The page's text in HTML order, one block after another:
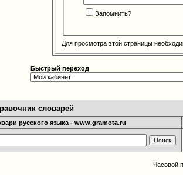
Запомнить?
Для просмотра этой страницы
Быстрый переход
словарей
русского языка - www.gramota.ru
Часовой